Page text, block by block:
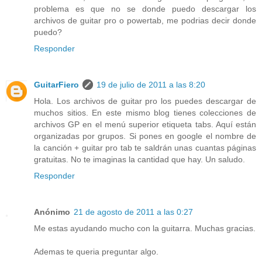
problema es que no se donde puedo descargar los
archivos de guitar pro o powertab, me podrias decir donde
puedo?
Responder
GuitarFiero
19 de julio de 2011 a las 8:20
Hola. Los archivos de guitar pro los puedes descargar de
muchos sitios. En este mismo blog tienes colecciones de
archivos GP en el menú superior etiqueta tabs. Aquí están
organizadas por grupos. Si pones en google el nombre de
la canción + guitar pro tab te saldrán unas cuantas páginas
gratuitas. No te imaginas la cantidad que hay. Un saludo.
Responder
Anónimo 21 de agosto de 2011 a las 0:27
Me estas ayudando mucho con la guitarra. Muchas gracias.
Ademas te queria preguntar algo.